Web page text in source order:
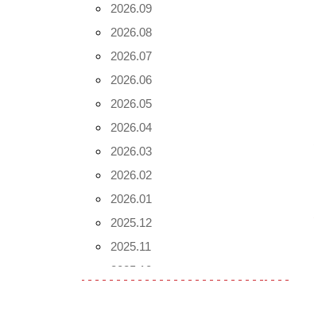
2026.09
2026.08
2026.07
2026.06
2026.05
2026.04
2026.03
2026.02
2026.01
2025.12
2025.11
2025.10